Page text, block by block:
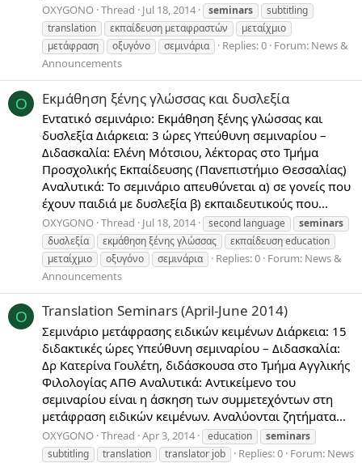
OXYGONO Thread Jul 18, 2014 seminars
subtitling
translation
εκπαίδευση μεταφραστών
μεταίχμιο
μετάφραση
οξυγόνο σεμινάρια Replies: 0 Forum: News &
Announcements
O Εκμάθηση ξένης γλώσσας και δυσλεξία
Εντατικό σεμινάριο: Εκμάθηση ξένης γλώσσας και
δυσλεξία Διάρκεια: 3 ώρες Υπεύθυνη σεμιναρίου –
Διδασκαλία: Ελένη Μότσιου, λέκτορας στο Τμήμα
Προσχολικής Εκπαίδευσης (Πανεπιστήμιο Θεσσαλίας)
Αναλυτικά: Το σεμινάριο απευθύνεται α) σε γονείς που
έχουν παιδιά με δυσλεξία β) εκπαιδευτικούς που...
OXYGONO Thread Jul 18, 2014 second language
seminars
δυσλεξία
εκμάθηση ξένης γλώσσας
εκπαίδευση education
μεταίχμιο
οξυγόνο σεμινάρια Replies: 0 Forum: News &
Announcements
O Translation Seminars (April-June 2014)
Σεμινάριο μετάφρασης ειδικών κειμένων Διάρκεια: 15
διδακτικές ώρες Υπεύθυνη σεμιναρίου – Διδασκαλία:
Δρ Κατερίνα Γουλέτη, διδάσκουσα στο Τμήμα Αγγλικής
Φιλολογίας ΑΠΘ Αναλυτικά: Αντικείμενο του
σεμιναρίου είναι η άσκηση των συμμετεχόντων στη
μετάφραση ειδικών κειμένων. Αναλύονται ζητήματα...
OXYGONO Thread Apr 3, 2014 education
seminars
subtitling
translation translator job Replies: 0 Forum: News